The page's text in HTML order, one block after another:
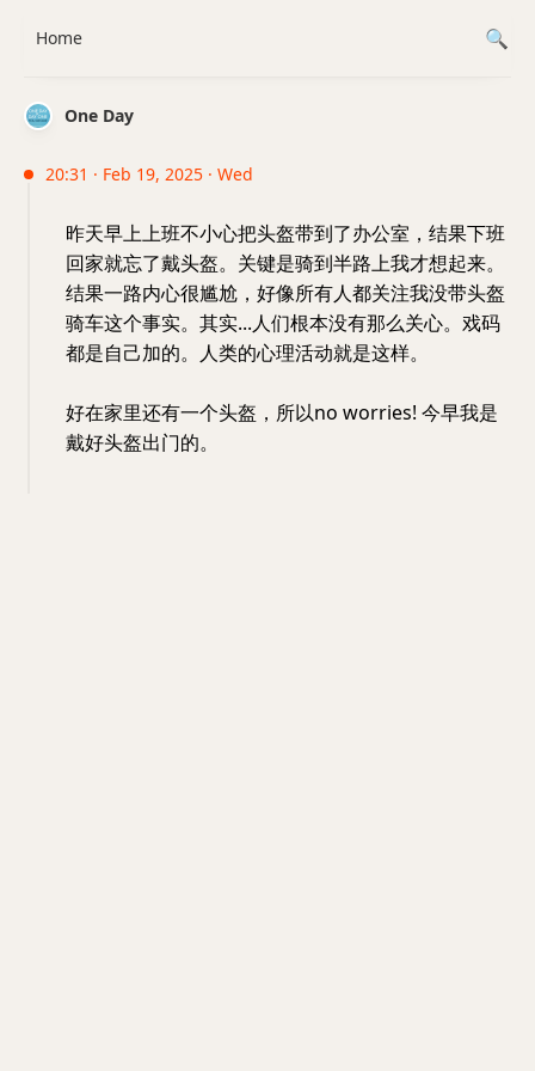
One Day
20:31 · Feb 19, 2025 · Wed
昨天早上上班不小心把头盔带到了办公室，结果下班
回家就忘了戴头盔。关键是骑到半路上我才想起来。
结果一路内心很尴尬，好像所有人都关注我没带头盔
骑车这个事实。其实...人们根本没有那么关心。戏码
都是自己加的。人类的心理活动就是这样。
好在家里还有一个头盔，所以no worries! 今早我是
戴好头盔出门的。
Home